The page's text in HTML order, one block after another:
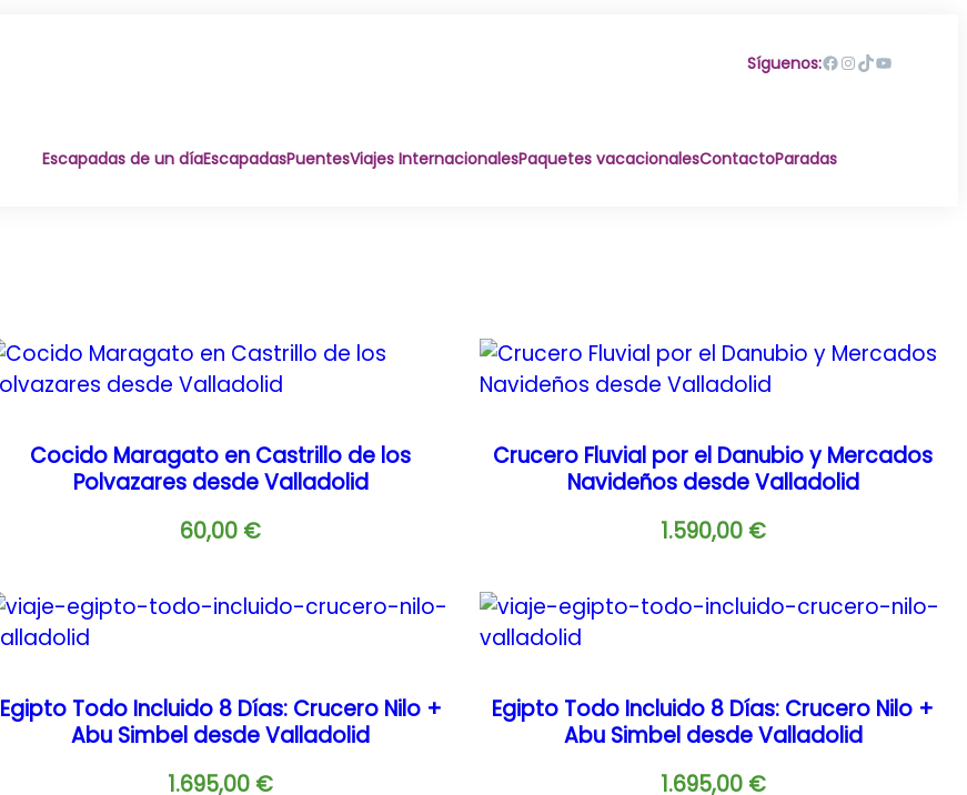
Síguenos:Facebook InstagramTikTok YouTube
Escapadas de un díaEscapadasPuentesViajes InternacionalesPaquetes vacacionalesContactoParadas
Cocido Maragato en Castrillo de los
Polvazares desde Valladolid
60,00 €
Crucero Fluvial por el Danubio y Mercados
Navideños desde Valladolid
1.590,00 €
Egipto Todo Incluido 8 Días: Crucero Nilo +
Abu Simbel desde Valladolid
1.695,00 €
Egipto Todo Incluido 8 Días: Crucero Nilo +
Abu Simbel desde Valladolid
1.695,00 €